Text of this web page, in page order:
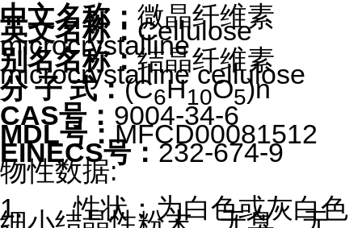
中文名称： 微晶纤维素
英文名称： Cellulose
microcrystalline
别名名称：结晶纤维素
microcrystalline cellulose
分 子 式：(C6H10O5)n
CAS号： 9004-34-6
MDL号：MFCD00081512
EINECS号： 232-674-9
物性数据:
1. 性状：为白色或灰白色